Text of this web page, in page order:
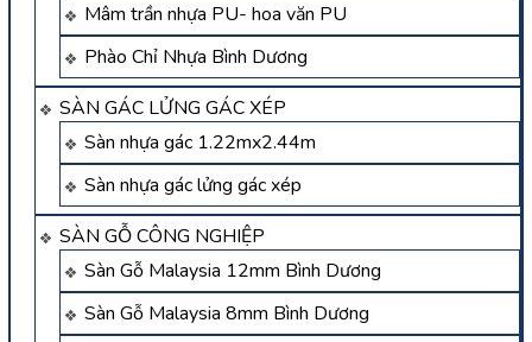
Mâm trần nhựa PU- hoa văn PU
Phào Chỉ Nhựa Bình Dương
SÀN GÁC LỬNG GÁC XÉP
Sàn nhựa gác 1.22mx2.44m
Sàn nhựa gác lửng gác xép
SÀN GỖ CÔNG NGHIỆP
Sàn Gỗ Malaysia 12mm Bình Dương
Sàn Gỗ Malaysia 8mm Bình Dương